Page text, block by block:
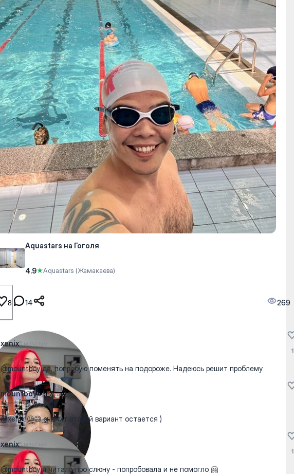
Aquastars на Гоголя
4.9★Aquastars (Жамакаева)
8 14 269
xenix5 маусым
@mountboy да, попробую поменять на подороже. Надеюсь решит проблему
1
mountboy5 маусым
@xenix 🥲😅 значит второй вариант остается )
xenix5 маусым
@mountboy я читала про слюну - попробовала и не помогло 🤗
1